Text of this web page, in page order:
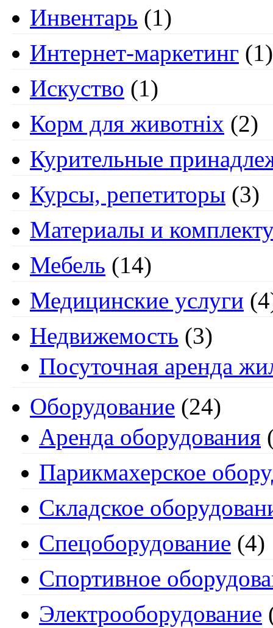
Инвентарь (1)
Интернет-маркетинг (1)
Искуство (1)
Корм для животніх (2)
Курительные
Курсы, репетиторы (3)
Материалы и
Мебель (14)
Медицинские услуги
Недвижемость (3)
Посуточная аренда
Оборудование (24)
Аренда оборудования
Парикмахерское
Складское
Спецоборудование (4)
Спортивное
Электрооборудование